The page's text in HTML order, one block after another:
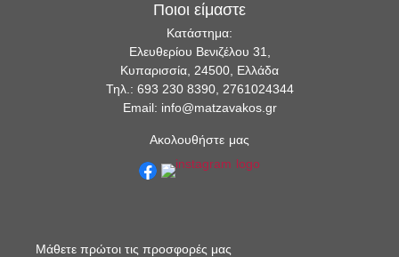
Ποιοι είμαστε
Κατάστημα:
Ελευθερίου Βενιζέλου 31,
Κυπαρισσία, 24500, Ελλάδα
Τηλ.: 693 230 8390, 2761024344
Email: info@matzavakos.gr
Ακολουθήστε μας
Μάθετε πρώτοι τις προσφορές μας